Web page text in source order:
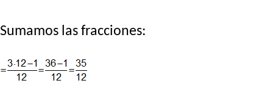
Sumamos las fracciones: